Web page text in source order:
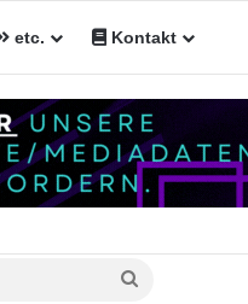
etc. Kontakt